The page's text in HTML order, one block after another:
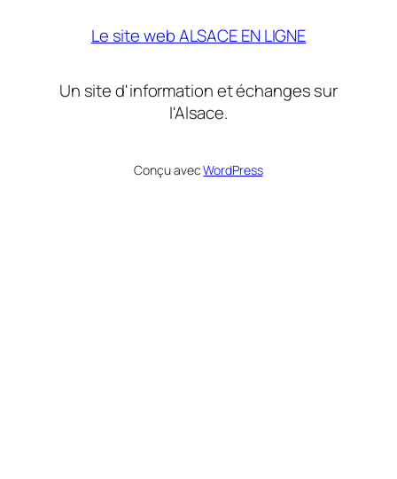
Le site web ALSACE EN LIGNE
Un site d'information et échanges sur
l'Alsace.
Conçu avecWordPress